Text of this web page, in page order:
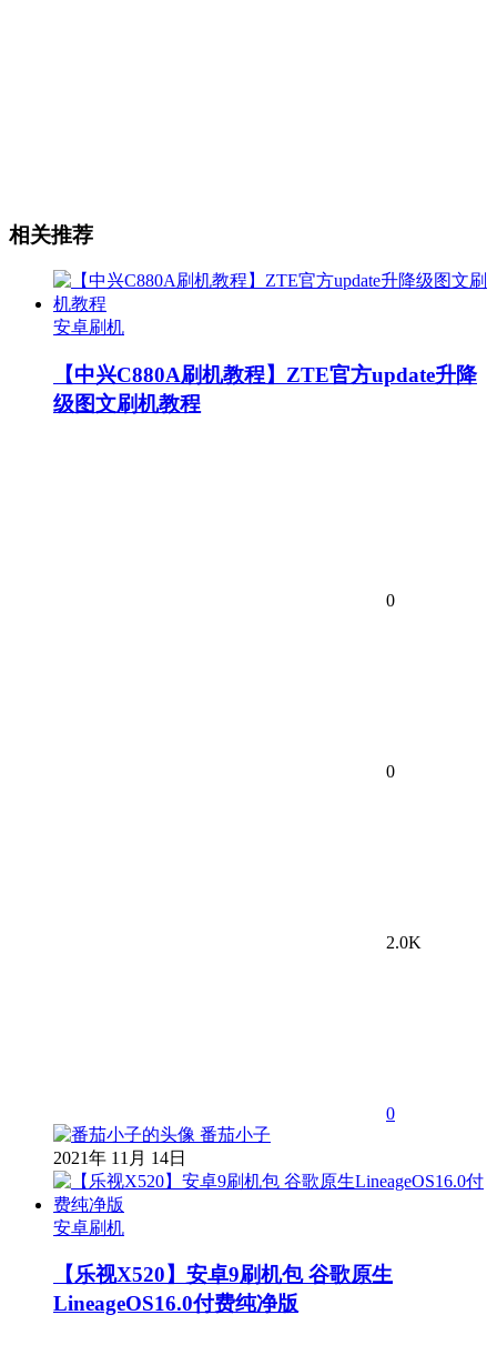
相关推荐
安卓刷机
【中兴C880A刷机教程】ZTE官方update升降
级图文刷机教程
0
0
2.0K
0
番茄小子
2021年 11月 14日
安卓刷机
【乐视X520】安卓9刷机包 谷歌原生
LineageOS16.0付费纯净版